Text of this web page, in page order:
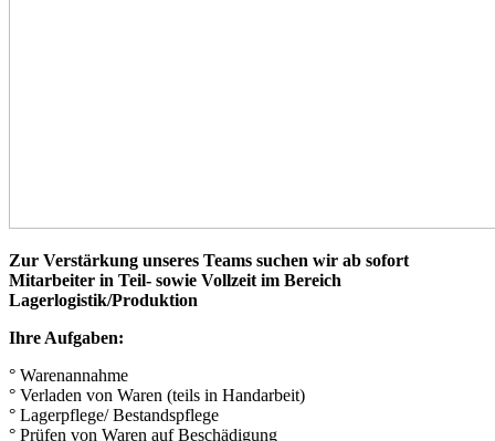
Zur Verstärkung unseres Teams suchen wir ab sofort
Mitarbeiter in Teil- sowie Vollzeit im Bereich
Lagerlogistik/Produktion
Ihre Aufgaben:
° Warenannahme
° Verladen von Waren (teils in Handarbeit)
° Lagerpflege/ Bestandspflege
° Prüfen von Waren auf Beschädigung